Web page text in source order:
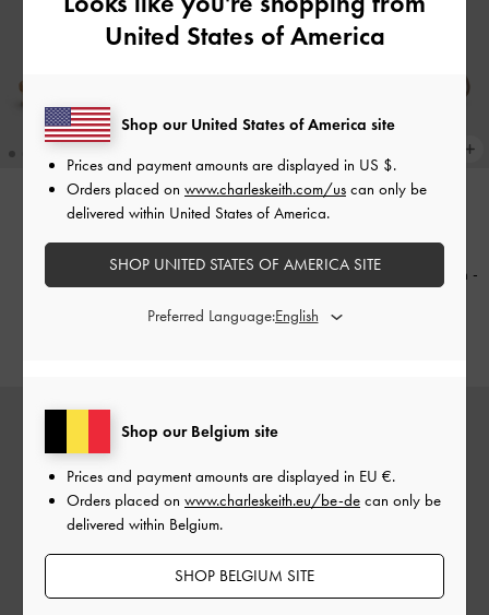
€99.00
Metallic-Slip-On-Sneaker mit
Netzeinsätzen und Schnürsenkeln -
United States of America
Shop our Belgium site
Prices and payment amounts are displayed in EU €.
Orders placed on www.charleskeith.eu/be-de can only be
delivered within Belgium.
SHOP BELGIUM SITE
Shop our United States of America site
Prices and payment amounts are displayed in US $.
Orders placed on www.charleskeith.com/us can only be
delivered within United States of America.
SHOP UNITED STATES OF AMERICA SITE
Preferred Language: